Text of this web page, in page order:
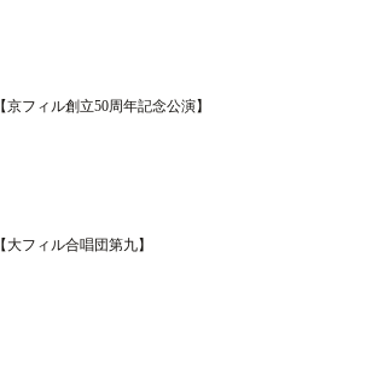
【京フィル創立50周年記念公演】
【大フィル合唱団第九】